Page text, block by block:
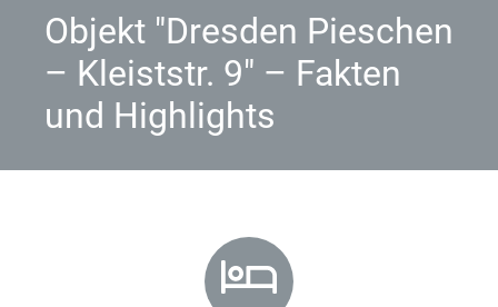
Objekt "Dresden Pieschen
– Kleiststr. 9" – Fakten
und Highlights